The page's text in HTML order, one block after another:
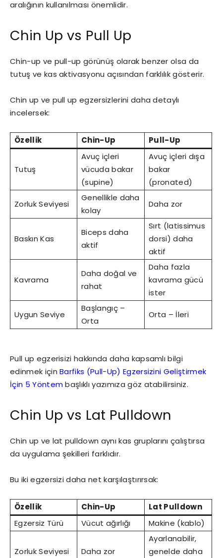
aralığının kullanılması önemlidir.
Chin Up vs Pull Up
Chin-up ve pull-up görünüş olarak benzer olsa da
tutuş ve kas aktivasyonu açısından farklılık gösterir.
Chin up ve pull up egzersizlerini daha detaylı
incelersek:
Özellik Chin-Up Pull-Up
Tutuş
Avuç içleri
vücuda bakar
(supine)
Avuç içleri dışa
bakar
(pronated)
Zorluk Seviyesi
Genellikle daha
kolay
Daha zor
Baskın Kas
Biceps daha
aktif
Sırt (latissimus
dorsi) daha
aktif
Kavrama
Daha doğal ve
rahat
Daha fazla
kavrama gücü
ister
Uygun Seviye
Başlangıç –
Orta
Orta – İleri
Pull up egzerisizi hakkında daha kapsamlı bilgi
edinmek içinBarfiks (Pull-Up) Egzersizini Geliştirmek
İçin 5 Yöntembaşlıklı yazımıza göz atabilirsiniz.
Chin Up vs Lat Pulldown
Chin up ve lat pulldown aynı kas gruplarını çalıştırsa
da uygulama şekilleri farklıdır.
Bu iki egzersizi daha net karşılaştırırsak:
Özellik Chin-Up
Lat Pulldown
Egzersiz Türü
Vücut ağırlığı Makine (kablo)
Zorluk Seviyesi Daha zor
Ayarlanabilir,
genelde daha